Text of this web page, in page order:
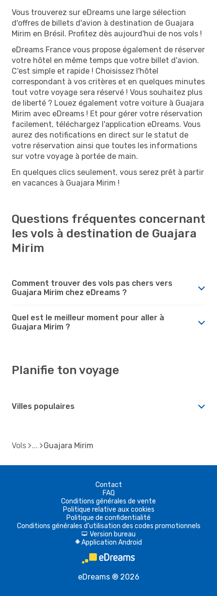
Vous trouverez sur eDreams une large sélection
d'offres de billets d'avion à destination de Guajara
Mirim en Brésil. Profitez dès aujourd'hui de nos vols !
eDreams France vous propose également de réserver
votre hôtel en même temps que votre billet d'avion.
C'est simple et rapide ! Choisissez l'hôtel
correspondant à vos critères et en quelques minutes
tout votre voyage sera réservé ! Vous souhaitez plus
de liberté ? Louez également votre voiture à Guajara
Mirim avec eDreams ! Et pour gérer votre réservation
facilement, téléchargez l'application eDreams. Vous
aurez des notifications en direct sur le statut de
votre réservation ainsi que toutes les informations
sur votre voyage à portée de main.
En quelques clics seulement, vous serez prêt à partir
en vacances à Guajara Mirim !
Questions fréquentes concernant
les vols à destination de Guajara
Mirim
Comment trouver des vols pas chers vers
Guajara Mirim chez eDreams ?
Quel est le meilleur moment pour aller à
Guajara Mirim ?
Planifie ton voyage
Villes populaires
Vols Guajara Mirim
Contact
FAQ
Conditions générales de vente
Politique relative aux cookies
Politique de confidentialité
Conditions générales d'utilisation des codes promotionnels
d Version bureau
A Application Android
eDreams ® 2026